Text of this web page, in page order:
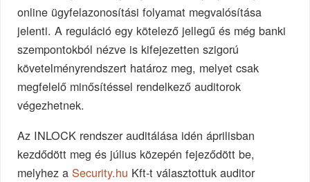
online ügyfelazonosítási folyamat megvalósítása
jelenti. A reguláció egy kötelező jellegű és még banki
szempontokból nézve is kifejezetten szigorú
követelményrendszert határoz meg, melyet csak
megfelelő minősítéssel rendelkező auditorok
végezhetnek.
Az INLOCK rendszer auditálása idén áprilisban
kezdődött meg és július közepén fejeződött be,
melyhez aSecurity.hu Kft-t választottuk auditor